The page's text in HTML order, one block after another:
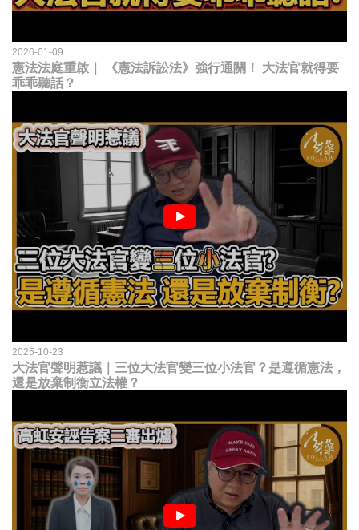
2026-01-09
憲法法庭重啟｜ 《憲法訴訟法》強行通關！ 大法官就得要
乖乖聽話？
2025-10-23
大法官聲明惹議｜三位大法官變三位小法官？是遵循憲法，
還是放棄制衡立法權？